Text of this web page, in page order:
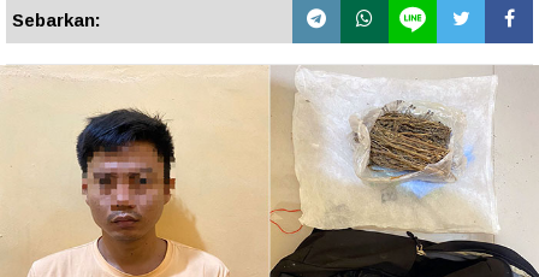
Sebarkan: